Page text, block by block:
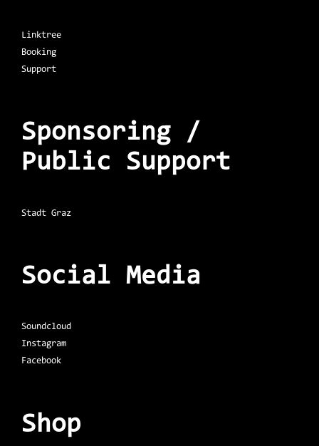
Linktree
Booking
Support
Sponsoring /
Public Support
Stadt Graz
Social Media
Soundcloud
Instagram
Facebook
Shop